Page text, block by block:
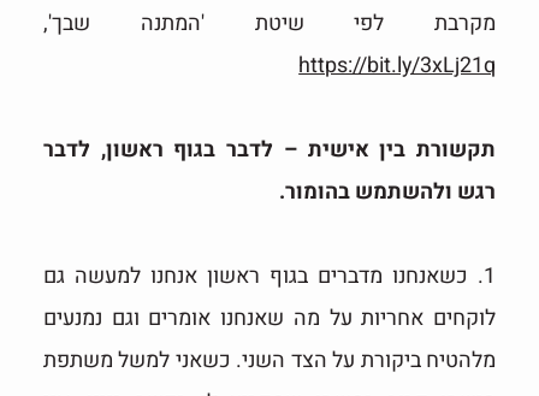
מקרבת לפי שיטת 'המתנה שבך',
https://bit.ly/3xLj21q
תקשורת בין אישית – לדבר בגוף ראשון, לדבר
רגש ולהשתמש בהומור.
1. כשאנחנו מדברים בגוף ראשון אנחנו למעשה גם
לוקחים אחריות על מה שאנחנו אומרים וגם נמנעים
מלהטיח ביקורת על הצד השני. כשאני למשל משתפת